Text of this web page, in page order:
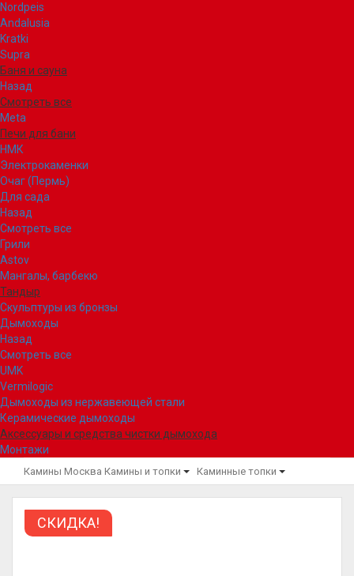
Nordpeis
Andalusia
Kratki
Supra
Баня и сауна
Назад
Смотреть все
Meta
Печи для бани
НМК
Электрокаменки
Очаг (Пермь)
Для сада
Назад
Смотреть все
Грили
Astov
Мангалы, барбекю
Тандыр
Скульптуры из бронзы
Дымоходы
Назад
Смотреть все
UMK
Vermilogic
Дымоходы из нержавеющей стали
Керамические дымоходы
Аксессуары и средства чистки дымохода
Монтажи
Камины Москва Камины и топки Каминные топки
СКИДКА!